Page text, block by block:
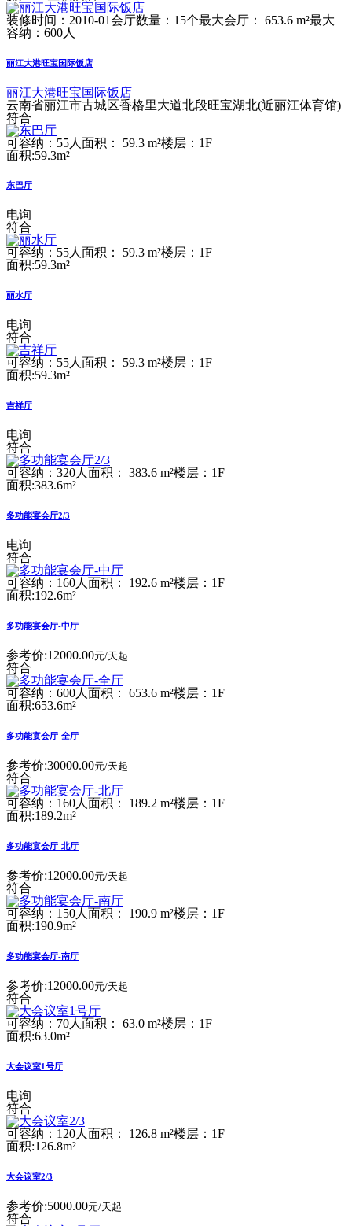
装修时间：2010-01会厅数量：15个最大会厅： 653.6 m²最大
容纳：600人
丽江大港旺宝国际饭店
丽江大港旺宝国际饭店
云南省丽江市古城区香格里大道北段旺宝湖北(近丽江体育馆)
符合
可容纳：55人 面积： 59.3 m²楼层：1F
面积:59.3m²
东巴厅
电询
符合
可容纳：55人面积： 59.3 m²楼层：1F
面积:59.3m²
丽水厅
电询
符合
可容纳：55人 面积： 59.3 m²楼层：1F
面积:59.3m²
吉祥厅
电询
符合
可容纳：320人 面积： 383.6 m²楼层：1F
面积:383.6m²
多功能宴会厅2/3
电询
符合
可容纳：160人 面积： 192.6 m²楼层：1F
面积:192.6m²
多功能宴会厅-中厅
参考价:12000.00元/天起
符合
可容纳：600人 面积： 653.6 m²楼层：1F
面积:653.6m²
多功能宴会厅-全厅
参考价:30000.00元/天起
符合
可容纳：160人 面积： 189.2 m²楼层：1F
面积:189.2m²
多功能宴会厅-北厅
参考价:12000.00元/天起
符合
可容纳：150人 面积： 190.9 m²楼层：1F
面积:190.9m²
多功能宴会厅-南厅
参考价:12000.00元/天起
符合
可容纳：70人 面积： 63.0 m²楼层：1F
面积:63.0m²
大会议室1号厅
电询
符合
可容纳：120人 面积： 126.8 m²楼层：1F
面积:126.8m²
大会议室2/3
参考价:5000.00元/天起
符合